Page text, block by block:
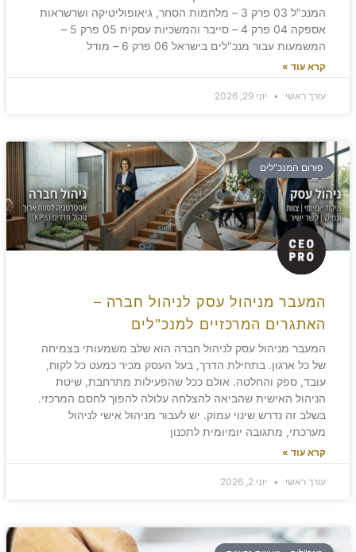
המנכ"ל 03 פרק 3 – מלחמות הסחר, גיאופוליטיקה ושרשראות
אספקה 04 פרק 4 – סייבר והמשכיות עסקית 05 פרק 5 –
המשמעות עבור מנכ"לים בישראל 06 פרק 6 – מודל
קרא עוד »
עורך ראשי יוני 29, 2026
פורום המנכ"לים
המעבר מניהול עסק לניהול חברה –
האתגרים המרכזיים למנכ"לים
המעבר מניהול עסק לניהול חברה הוא שלב משמעותי בצמיחה
של כל ארגון. בתחילת הדרך, בעל העסק מכיר כמעט כל לקוח,
עובד, ספק והחלטה. אולם ככל שהפעילות מתרחבת, שיטת
הניהול האישית שהביאה להצלחה עלולה להפוך לחסם המרכזי.
בשלב זה נדרש שינוי עמוק. יש לעבור מניהול אישי לניהול
מערכתי, מתגובה יומיומית לתכנון
קרא עוד »
עורך ראשי יוני 2, 2026